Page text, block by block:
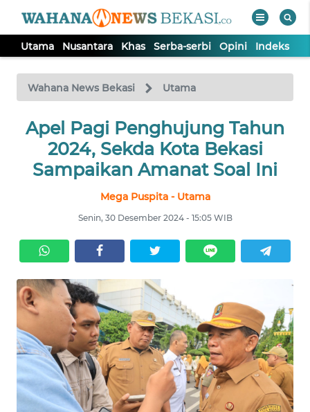
Utama Nusantara Khas Serba-serbi Opini Indeks
Wahana News Bekasi Utama
Apel Pagi Penghujung Tahun
2024, Sekda Kota Bekasi
Sampaikan Amanat Soal Ini
Mega Puspita - Utama
Senin, 30 Desember 2024 - 15:05 WIB
TV
Tutup
UTAMA
NUSANTARA
SERBA-
SERBI
OPINI
Informasi
INDEKS
BERITA